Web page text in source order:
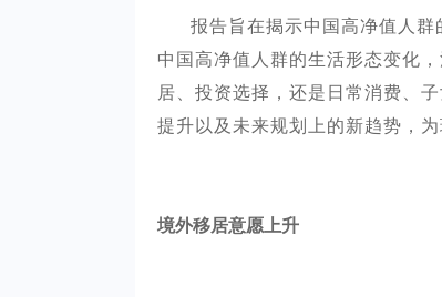
报告旨在揭示中国高净值人
中国高净值人群的生活形态变化
居、投资选择，还是日常消费、
提升以及未来规划上的新趋势，
境外移居意愿上升